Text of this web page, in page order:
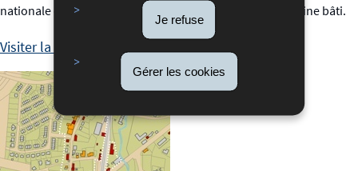
Je refuse
Gérer les cookies
nationale et entamer l'inventaire scientifique du patrimoine bâti.
Visiter la page: Patrimoine à protéger